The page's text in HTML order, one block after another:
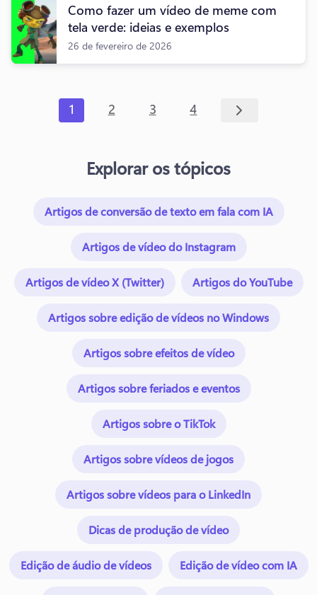
Como fazer um vídeo de meme com
tela verde: ideias e exemplos
26 de fevereiro de 2026
1 2 3 4
Explorar os tópicos
Artigos de conversão de texto em fala com IA
Artigos de vídeo do Instagram
Artigos de vídeo X (Twitter) Artigos do YouTube
Artigos sobre edição de vídeos no Windows
Artigos sobre efeitos de vídeo
Artigos sobre feriados e eventos
Artigos sobre o TikTok
Artigos sobre vídeos de jogos
Artigos sobre vídeos para o LinkedIn
Dicas de produção de vídeo
Edição de áudio de vídeos Edição de vídeo com IA